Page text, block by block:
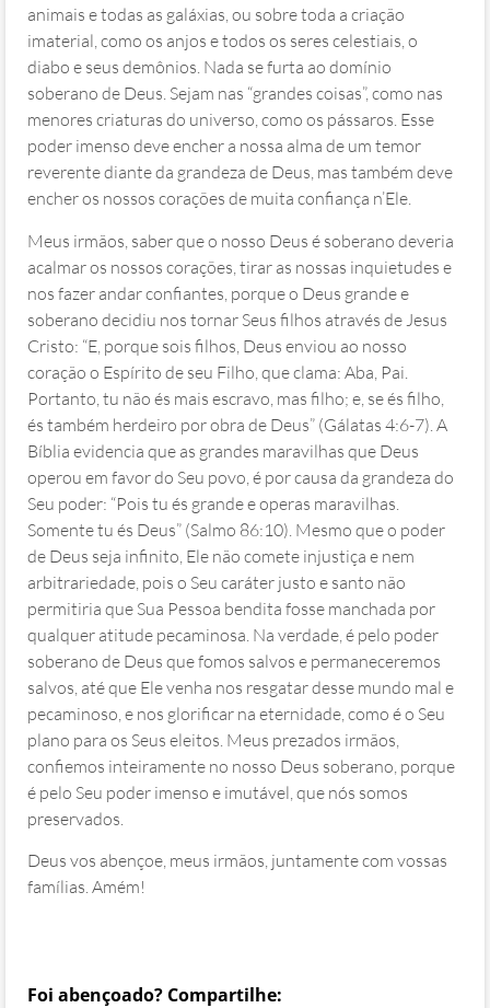
animais e todas as galáxias, ou sobre toda a criação
imaterial, como os anjos e todos os seres celestiais, o
diabo e seus demônios. Nada se furta ao domínio
soberano de Deus. Sejam nas “grandes coisas”, como nas
menores criaturas do universo, como os pássaros. Esse
poder imenso deve encher a nossa alma de um temor
reverente diante da grandeza de Deus, mas também deve
encher os nossos corações de muita confiança n’Ele.
Meus irmãos, saber que o nosso Deus é soberano deveria
acalmar os nossos corações, tirar as nossas inquietudes e
nos fazer andar confiantes, porque o Deus grande e
soberano decidiu nos tornar Seus filhos através de Jesus
Cristo: “E, porque sois filhos, Deus enviou ao nosso
coração o Espírito de seu Filho, que clama: Aba, Pai.
Portanto, tu não és mais escravo, mas filho; e, se és filho,
és também herdeiro por obra de Deus” (Gálatas 4:6‭-‬7). A
Bíblia evidencia que as grandes maravilhas que Deus
operou em favor do Seu povo, é por causa da grandeza do
Seu poder: “Pois tu és grande e operas maravilhas.
Somente tu és Deus” (Salmo 86:10). Mesmo que o poder
de Deus seja infinito, Ele não comete injustiça e nem
arbitrariedade, pois o Seu caráter justo e santo não
permitiria que Sua Pessoa bendita fosse manchada por
qualquer atitude pecaminosa. Na verdade, é pelo poder
soberano de Deus que fomos salvos e permaneceremos
salvos, até que Ele venha nos resgatar desse mundo mal e
pecaminoso, e nos glorificar na eternidade, como é o Seu
plano para os Seus eleitos. Meus prezados irmãos,
confiemos inteiramente no nosso Deus soberano, porque
é pelo Seu poder imenso e imutável, que nós somos
preservados.
Deus vos abençoe, meus irmãos, juntamente com vossas
famílias. Amém!
Foi abençoado? Compartilhe: